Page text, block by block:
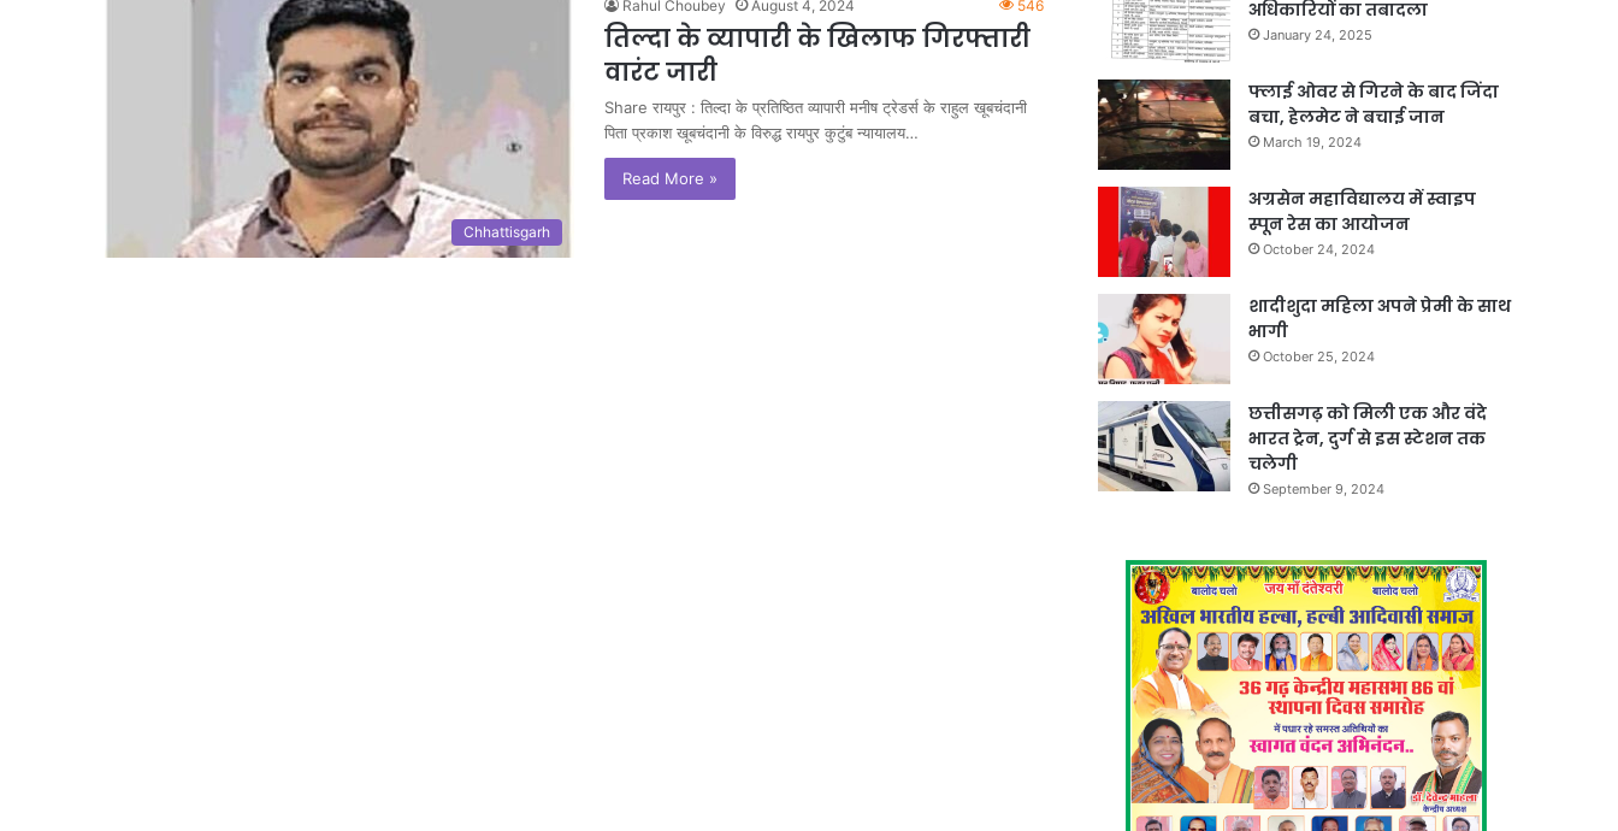
Chhattisgarh
Rahul Choubey August 4, 2024 546
तिल्दा के व्यापारी के खिलाफ गिरफ्तारी
वारंट जारी
Share रायपुर : तिल्दा के प्रतिष्ठित व्यापारी मनीष ट्रेडर्स के राहुल खूबचंदानी
पिता प्रकाश खूबचंदानी के विरुद्ध रायपुर कुटुंब न्यायालय…
Read More »
अधिकारियों का तबादला
January 24, 2025
फ्लाई ओवर से गिरने के बाद जिंदा
बचा, हेलमेट ने बचाई जान
March 19, 2024
अग्रसेन महाविद्यालय में स्वाइप
स्पून रेस का आयोजन
October 24, 2024
शादीशुदा महिला अपने प्रेमी के साथ
भागी
October 25, 2024
छत्तीसगढ़ को मिली एक और वंदे
भारत ट्रेन, दुर्ग से इस स्टेशन तक
चलेगी
September 9, 2024